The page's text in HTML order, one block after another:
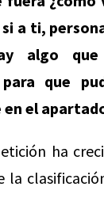
si a ti,
algo
que
el
ha
la